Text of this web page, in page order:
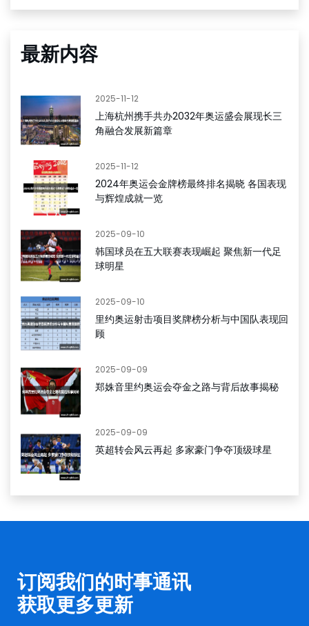
最新内容
2025-11-12
上海杭州携手共办2032年奥运盛会展现长三
角融合发展新篇章
2025-11-12
2024年奥运会金牌榜最终排名揭晓 各国表现
与辉煌成就一览
2025-09-10
韩国球员在五大联赛表现崛起 聚焦新一代足
球明星
2025-09-10
里约奥运射击项目奖牌榜分析与中国队表现回
顾
2025-09-09
郑姝音里约奥运会夺金之路与背后故事揭秘
2025-09-09
英超转会风云再起 多家豪门争夺顶级球星
订阅我们的时事通讯
获取更多更新